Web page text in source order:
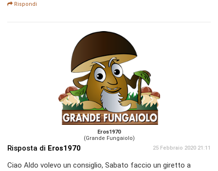
Rispondi
Eros1970
(Grande Fungaiolo)
Risposta di Eros1970 25 Febbraio 2020 21:11
Ciao Aldo volevo un consiglio, Sabato faccio un giretto a